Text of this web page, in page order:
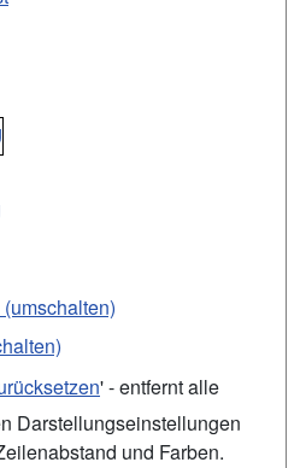
' - entfernt alle
Darstellungseinstellungen
und Farben.